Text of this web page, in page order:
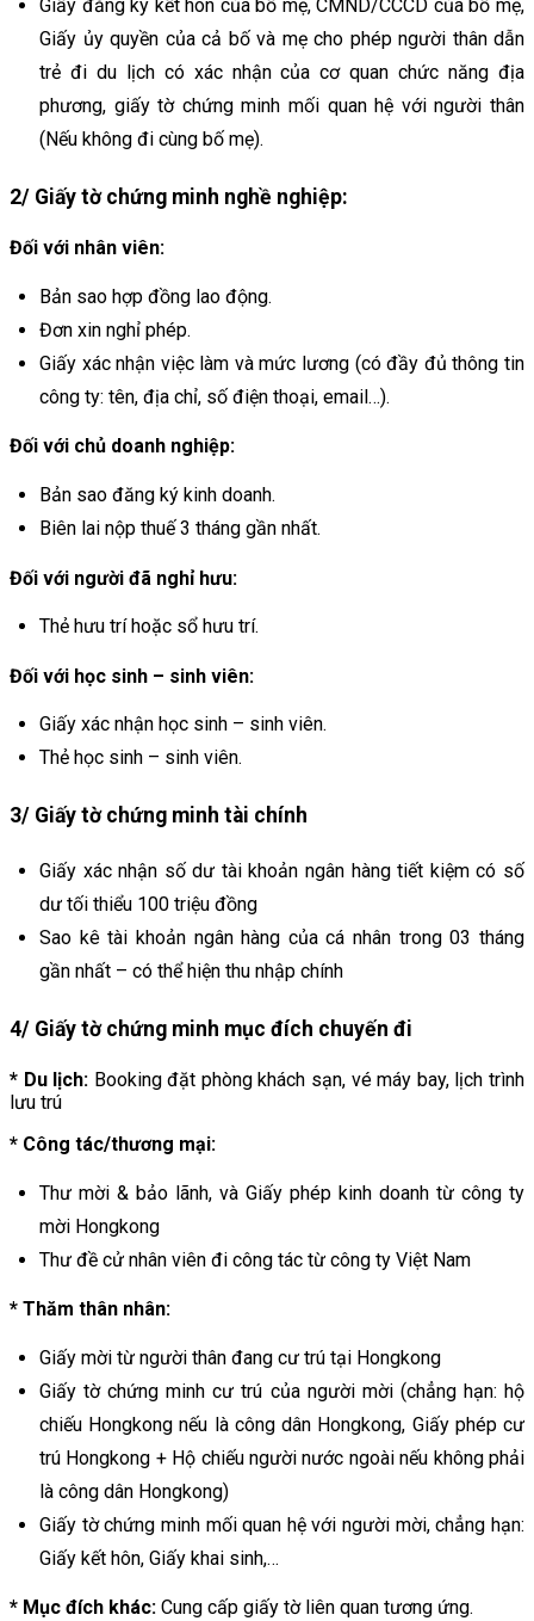
Giấy đăng ký kết hôn của bố mẹ, CMND/CCCD của bố mẹ,
Giấy ủy quyền của cả bố và mẹ cho phép người thân dẫn
trẻ đi du lịch có xác nhận của cơ quan chức năng địa
phương, giấy tờ chứng minh mối quan hệ với người thân
(Nếu không đi cùng bố mẹ).
2/ Giấy tờ chứng minh nghề nghiệp:
Đối với nhân viên:
Bản sao hợp đồng lao động.
Đơn xin nghỉ phép.
Giấy xác nhận việc làm và mức lương (có đầy đủ thông tin
công ty: tên, địa chỉ, số điện thoại, email…).
Đối với chủ doanh nghiệp:
Bản sao đăng ký kinh doanh.
Biên lai nộp thuế 3 tháng gần nhất.
Đối với người đã nghỉ hưu:
Thẻ hưu trí hoặc sổ hưu trí.
Đối với học sinh – sinh viên:
Giấy xác nhận học sinh – sinh viên.
Thẻ học sinh – sinh viên.
3/ Giấy tờ chứng minh tài chính
Giấy xác nhận số dư tài khoản ngân hàng tiết kiệm có số
dư tối thiểu 100 triệu đồng
Sao kê tài khoản ngân hàng của cá nhân trong 03 tháng
gần nhất – có thể hiện thu nhập chính
4/ Giấy tờ chứng minh mục đích chuyến đi
* Du lịch: Booking đặt phòng khách sạn, vé máy bay, lịch trình
lưu trú
* Công tác/thương mại:
Thư mời & bảo lãnh, và Giấy phép kinh doanh từ công ty
mời Hongkong
Thư đề cử nhân viên đi công tác từ công ty Việt Nam
* Thăm thân nhân:
Giấy mời từ người thân đang cư trú tại Hongkong
Giấy tờ chứng minh cư trú của người mời (chẳng hạn: hộ
chiếu Hongkong nếu là công dân Hongkong, Giấy phép cư
trú Hongkong + Hộ chiếu người nước ngoài nếu không phải
là công dân Hongkong)
Giấy tờ chứng minh mối quan hệ với người mời, chẳng hạn:
Giấy kết hôn, Giấy khai sinh,…
* Mục đích khác: Cung cấp giấy tờ liên quan tương ứng.